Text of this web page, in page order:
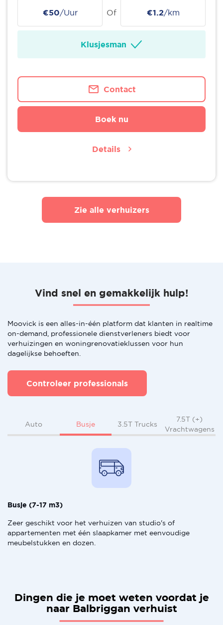
€50/Uur Of €1.2/km
Klusjesman
Contact
Boek nu
Details
Zie alle verhuizers
Vind snel en gemakkelijk hulp!
Moovick is een alles-in-één platform dat klanten in realtime
on-demand, professionele dienstverleners biedt voor
verhuizingen en woningrenovatieklussen voor hun
dagelijkse behoeften.
Controleer professionals
Auto Busje 3.5T Trucks
7.5T (+)
Vrachtwagens
Busje (7-17 m3)
Zeer geschikt voor het verhuizen van studio's of
appartementen met één slaapkamer met eenvoudige
meubelstukken en dozen.
Dingen die je moet weten voordat je
naar Balbriggan verhuist